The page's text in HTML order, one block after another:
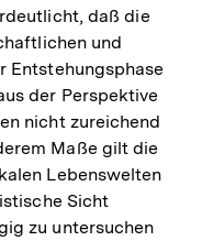
daß die
und
Entstehungsphase
der Perspektive
nicht zureichend
Maße gilt die
Lebenswelten
Sicht
zu untersuchen